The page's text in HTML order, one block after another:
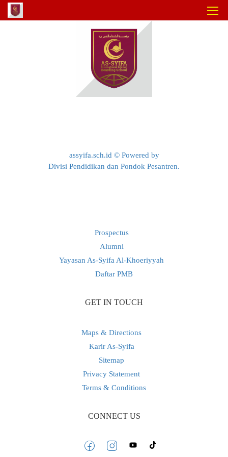
assyifa.sch.id © Powered by
Divisi Pendidikan dan Pondok Pesantren.
Prospectus
Alumni
Yayasan As-Syifa Al-Khoeriyyah
Daftar PMB
GET IN TOUCH
Maps & Directions
Karir As-Syifa
Sitemap
Privacy Statement
Terms & Conditions
CONNECT US